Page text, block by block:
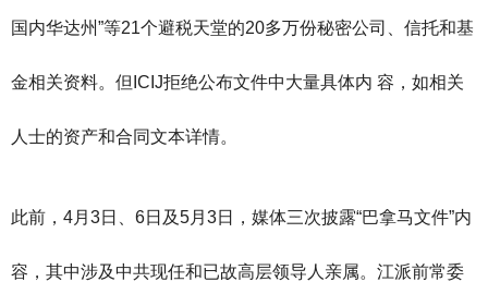
国内华达州”等21个避税天堂的20多万份秘密公司、信托和基
金相关资料。但ICIJ拒绝公布文件中大量具体内 容，如相关
人士的资产和合同文本详情。
此前，4月3日、6日及5月3日，媒体三次披露“巴拿马文件”内
容，其中涉及中共现任和已故高层领导人亲属。江派前常委